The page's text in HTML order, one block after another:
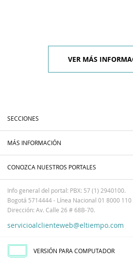
VER MÁS
SECCIONES
MÁS INFORMACIÓN
CONOZCA NUESTROS PORTALES
Info general del portal: PBX: 57 (1) 2940100.
Bogotá 5714444 - Línea Nacional 01 8000 110
Dirección: Av. Calle 26 # 68B-70.
servicioalclienteweb@eltiempo.com
VERSIÓN PARA COMPUTADOR